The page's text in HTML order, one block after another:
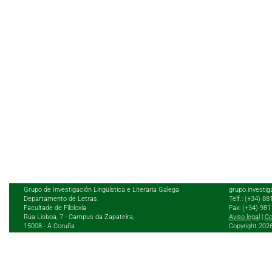
Grupo de Investigación Lingüística e Literaria Galega
Departamento de Letras.
Facultade de Filoloxía
Rúa Lisboa, 7 - Campus da Zapateira,
15008 - A Coruña
Telf.: (+34)
Fax: (+34)
Aviso legal
Copyright